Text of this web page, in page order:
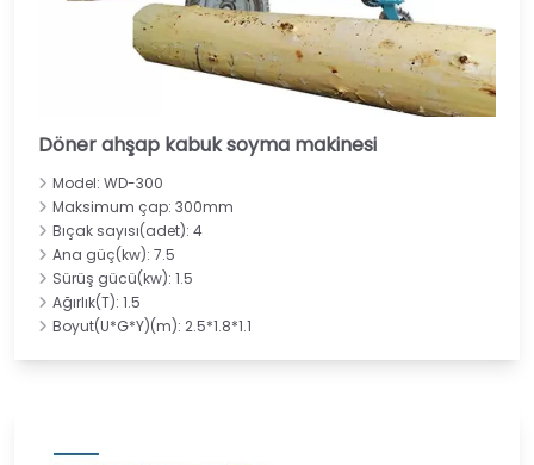
Döner ahşap kabuk soyma makinesi
Model: WD-300
Maksimum çap: 300mm
Bıçak sayısı(adet): 4
Ana güç(kw): 7.5
Sürüş gücü(kw): 1.5
Ağırlık(T): 1.5
Boyut(U*G*Y)(m): 2.5*1.8*1.1